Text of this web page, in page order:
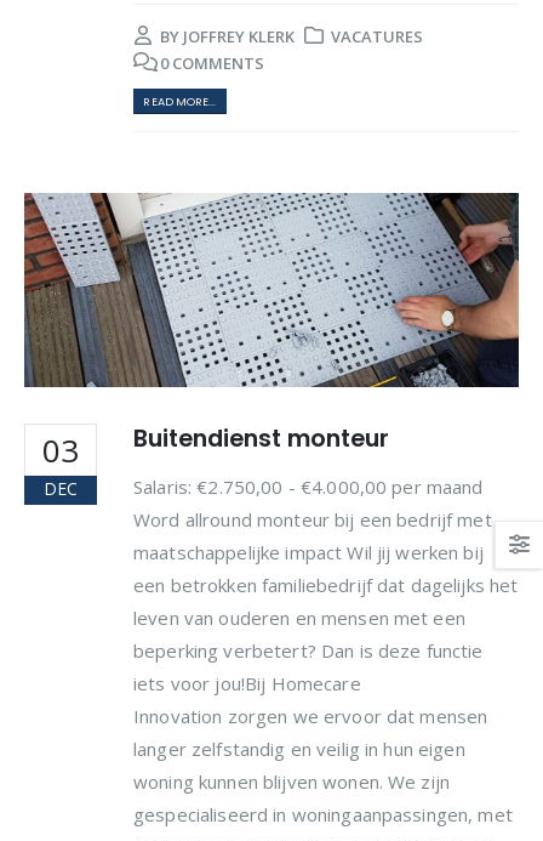
BY JOFFREY KLERK
VACATURES
0 COMMENTS
READ MORE...
03
DEC
Buitendienst monteur
Salaris: €2.750,00 - €4.000,00 per maand
Word allround monteur bij een bedrijf met
maatschappelijke impact Wil jij werken bij
een betrokken familiebedrijf dat dagelijks het
leven van ouderen en mensen met een
beperking verbetert? Dan is deze functie
iets voor jou!Bij Homecare
Innovation zorgen we ervoor dat mensen
langer zelfstandig en veilig in hun eigen
woning kunnen blijven wonen. We zijn
gespecialiseerd in woningaanpassingen, met